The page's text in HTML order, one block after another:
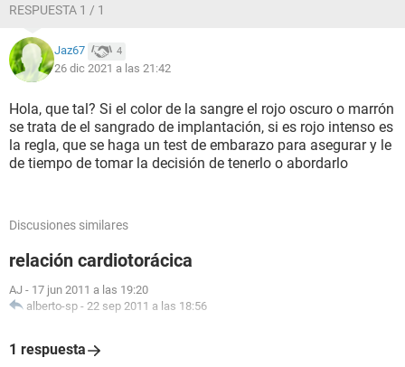
RESPUESTA 1 / 1
Jaz67 4
26 dic 2021 a las 21:42
Hola, que tal? Si el color de la sangre el rojo oscuro o marrón
se trata de el sangrado de implantación, si es rojo intenso es
la regla, que se haga un test de embarazo para asegurar y le
de tiempo de tomar la decisión de tenerlo o abordarlo
Discusiones similares
relación cardiotorácica
AJ - 17 jun 2011 a las 19:20
alberto-sp - 22 sep 2011 a las 18:56
1 respuesta